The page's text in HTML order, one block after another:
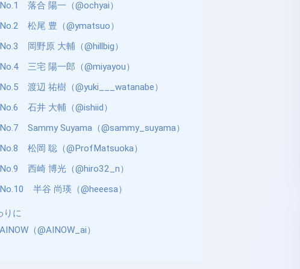
No.1 落合 陽一（@ochyai）
No.2 松尾 豊（@ymatsuo）
No.3 岡野原 大輔（@hillbig）
No.4 三宅 陽一郎（@miyayou）
No.5 渡辺 祐樹（@yuki___watanabe）
No.6 石井 大輔（@ishiid）
No.7 Sammy Suyama（@sammy_suyama）
No.8 松岡 聡（@ProfMatsuoka）
No.9 西崎 博光（@hiro32_n）
No.10 半谷 尚瑛（@heeesa）
りに
AINOW（@AINOW_ai）